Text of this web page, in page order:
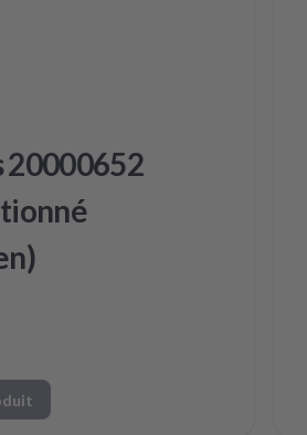
20000652